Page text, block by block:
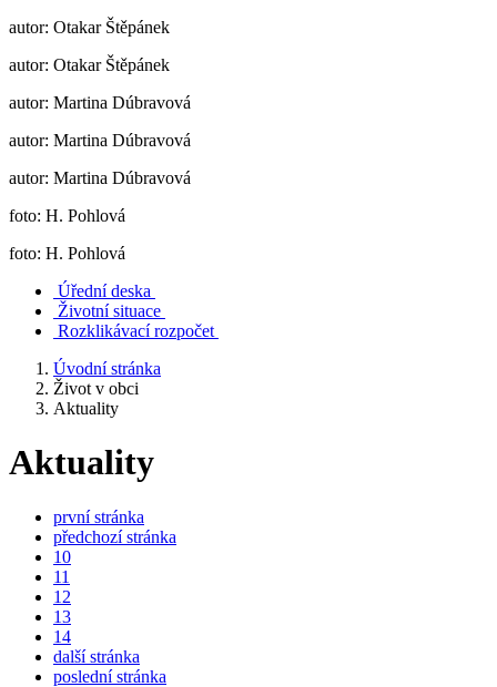
autor: Otakar Štěpánek
autor: Otakar Štěpánek
autor: Martina Dúbravová
autor: Martina Dúbravová
autor: Martina Dúbravová
foto: H. Pohlová
foto: H. Pohlová
Úřední deska
Životní situace
Rozklikávací rozpočet
Úvodní stránka
Život v obci
Aktuality
Aktuality
první stránka
předchozí stránka
10
11
12
13
14
další stránka
poslední stránka